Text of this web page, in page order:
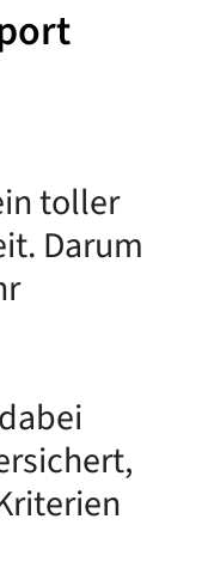
toller
Darum